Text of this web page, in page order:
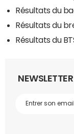
Résultats du
Résultats du
Résultats du